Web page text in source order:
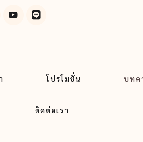
โปรโมชั่น บทค
ติดต่อเรา